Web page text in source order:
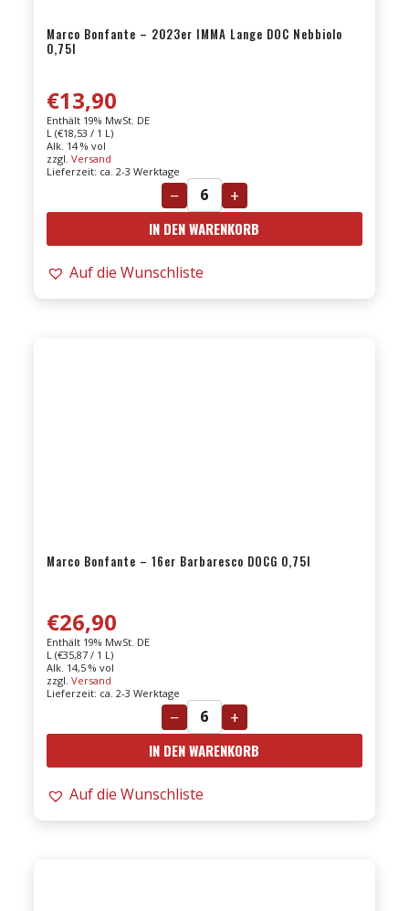
Marco Bonfante – 2023er IMMA Lange DOC Nebbiolo
0,75l
€13,90
Enthält 19% MwSt. DE
L (€18,53 / 1 L)
Alk. 14 % vol
zzgl. Versand
Lieferzeit: ca. 2-3 Werktage
−
Marco
Bonfante
IMMA
+
IN DEN WARENKORB
Auf die Wunschliste
Marco Bonfante – 16er Barbaresco DOCG 0,75l
€26,90
Enthält 19% MwSt. DE
L (€35,87/ 1 L)
Alk. 14,5 % vol
zzgl. Versand
Lieferzeit: ca. 2-3 Werktage
−
Marco
Bonfante
Barbaresco
+
IN DEN WARENKORB
Auf die Wunschliste